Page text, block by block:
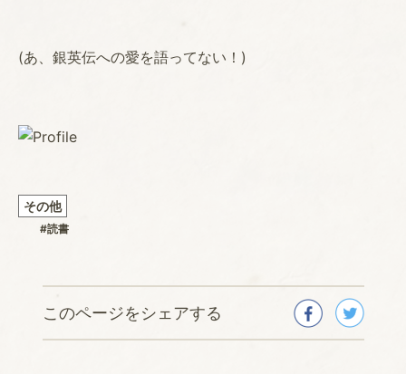
(あ、銀英伝への愛を語ってない！)
その他
#読書
このページをシェアする